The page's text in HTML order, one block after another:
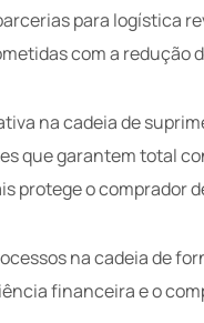
para logística
com a redução
na cadeia de
que garantem total
protege o comprador
na cadeia de
financeira e o